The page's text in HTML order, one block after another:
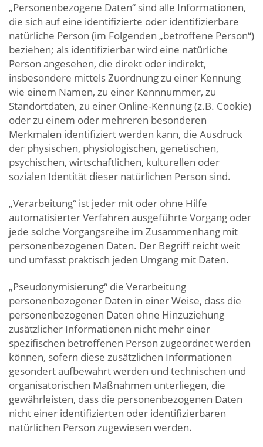
„Personenbezogene Daten“ sind alle Informationen,
die sich auf eine identifizierte oder identifizierbare
natürliche Person (im Folgenden „betroffene Person“)
beziehen; als identifizierbar wird eine natürliche
Person angesehen, die direkt oder indirekt,
insbesondere mittels Zuordnung zu einer Kennung
wie einem Namen, zu einer Kennnummer, zu
Standortdaten, zu einer Online-Kennung (z.B. Cookie)
oder zu einem oder mehreren besonderen
Merkmalen identifiziert werden kann, die Ausdruck
der physischen, physiologischen, genetischen,
psychischen, wirtschaftlichen, kulturellen oder
sozialen Identität dieser natürlichen Person sind.
„Verarbeitung“ ist jeder mit oder ohne Hilfe
automatisierter Verfahren ausgeführte Vorgang oder
jede solche Vorgangsreihe im Zusammenhang mit
personenbezogenen Daten. Der Begriff reicht weit
und umfasst praktisch jeden Umgang mit Daten.
„Pseudonymisierung“ die Verarbeitung
personenbezogener Daten in einer Weise, dass die
personenbezogenen Daten ohne Hinzuziehung
zusätzlicher Informationen nicht mehr einer
spezifischen betroffenen Person zugeordnet werden
können, sofern diese zusätzlichen Informationen
gesondert aufbewahrt werden und technischen und
organisatorischen Maßnahmen unterliegen, die
gewährleisten, dass die personenbezogenen Daten
nicht einer identifizierten oder identifizierbaren
natürlichen Person zugewiesen werden.